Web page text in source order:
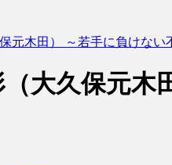
元木田） ～若手に負けない
大久保元木